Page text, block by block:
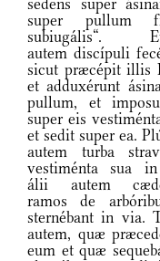
sedens super
super pullum
subiugális“.
autem discípuli
sicut præcépit illis
et adduxérunt
pullum, et
super eis
et sedit super ea.
autem turba
vestiménta sua
álii autem
ramos de
sternébant in via.
autem, quæ
eum et quæ